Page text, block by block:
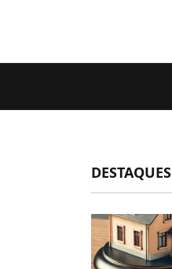
DESTAQUES